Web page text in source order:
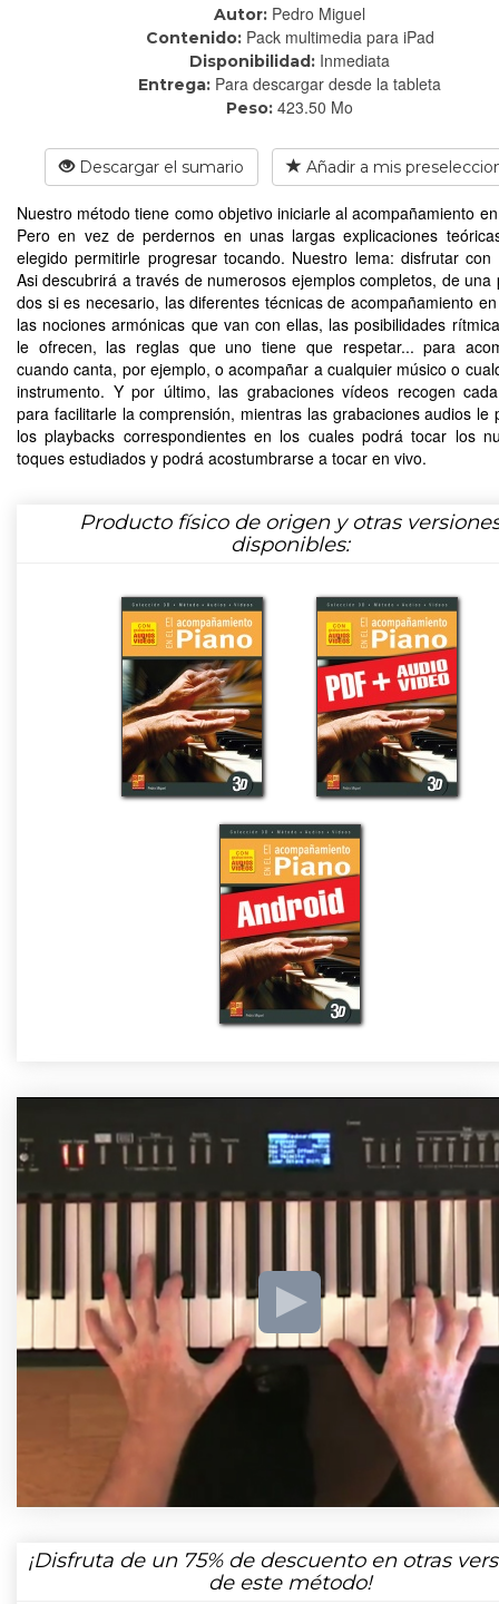
Autor: Pedro Miguel
Contenido: Pack multimedia para iPad
Disponibilidad: Inmediata
Entrega: Para descargar desde la tableta
Peso: 423.50 Mo
Descargar el sumario Añadir a mis
Nuestro método tiene como objetivo iniciarle al acompañamiento
Pero en vez de perdernos en unas largas explicaciones
elegido permitirle progresar tocando. Nuestro lema: disfrutar con
Asi descubrirá a través de numerosos ejemplos completos, de una
dos si es necesario, las diferentes técnicas de acompañamiento
las nociones armónicas que van con ellas, las posibilidades
le ofrecen, las reglas que uno tiene que respetar... para
cuando canta, por ejemplo, o acompañar a cualquier músico o
instrumento. Y por último, las grabaciones vídeos recogen
para facilitarle la comprensión, mientras las grabaciones audios le
los playbacks correspondientes en los cuales podrá tocar los
toques estudiados y podrá acostumbrarse a tocar en vivo.
Producto físico de origen y otras
disponibles:
¡Disfruta de un 75%de descuento en otras
de este método!